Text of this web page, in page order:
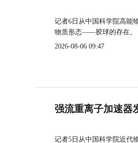
记者6日从中国科学院高能
物质形态——胶球的存在。
2026-08-06 09:47
强流重离子加速器
记者5日从中国科学院近代